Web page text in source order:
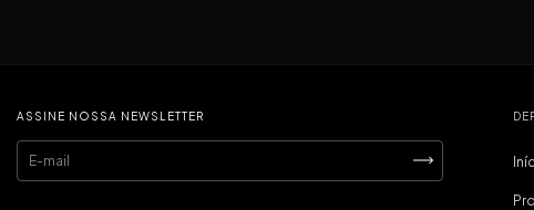
ASSINE NOSSA NEWSLETTER